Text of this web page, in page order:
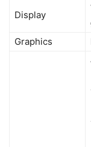
Display
Graphics